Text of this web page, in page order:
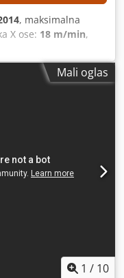
, maksimalna
X ose: 18 m/min,
Mali oglas
1 / 10